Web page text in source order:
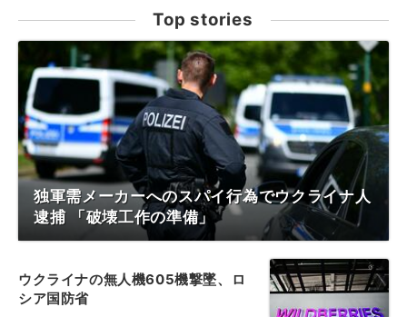
Top stories
独軍需メーカーへのスパイ行為でウクライナ人
逮捕 「破壊工作の準備」
ウクライナの無人機605機撃墜、ロ
シア国防省